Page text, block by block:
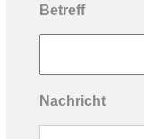
Betreff
Nachricht